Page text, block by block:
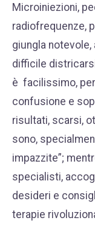
Microiniezioni,
radiofrequenze,
giungla notevole,
difficile
è facilissimo,
confusione e
risultati, scarsi, ottenuti. I venditori di
sono,
impazzite”;
specialisti,
desideri e
terapie